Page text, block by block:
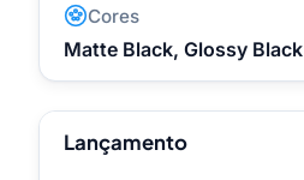
Cores
Matte Black, Glossy Black
Lançamento